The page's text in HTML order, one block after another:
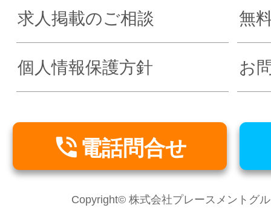
求人掲載のご相談 無
個人情報保護方針 お
 電話問合せ
Copyright© 株式会社プレースメントグ